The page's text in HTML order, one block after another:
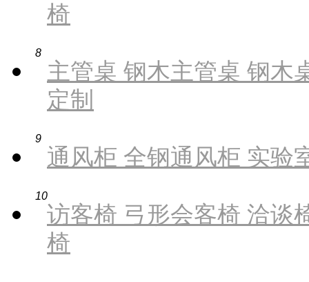
椅
8
主管桌 钢木主管桌 钢木
定制
9
通风柜 全钢通风柜 实验
10
访客椅 弓形会客椅 洽谈
椅